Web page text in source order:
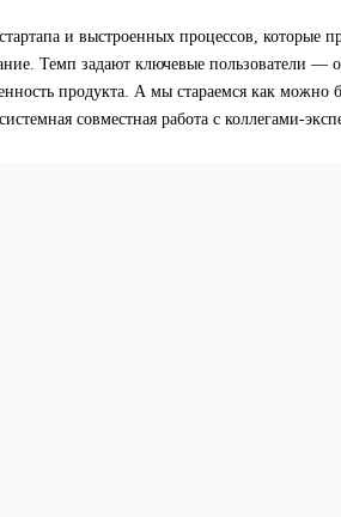
и выстроенных процессов, которые
Темп задают ключевые пользователи —
продукта. А мы стараемся как можно
совместная работа с коллегами-